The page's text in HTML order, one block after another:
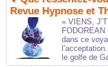
Revue Hypnose et
« VIENS,
dans ce
le golfe de